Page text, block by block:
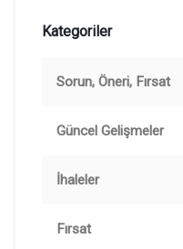
Kategoriler
Sorun, Öneri, Fırsat
Güncel Gelişmeler
İhaleler
Fırsat